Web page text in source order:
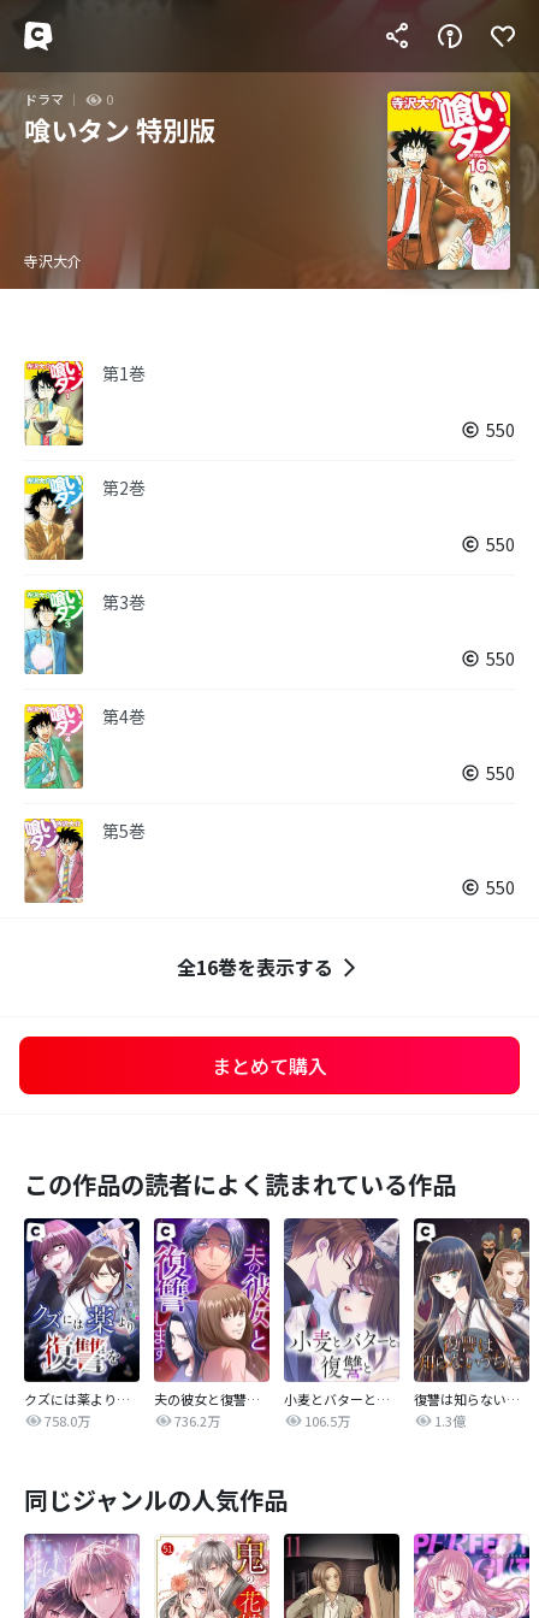
ドラマ 0
喰いタン 特別版
寺沢大介
第1巻
550
第2巻
550
第3巻
550
第4巻
550
第5巻
550
全16巻を表示する
まとめて購入
この作品の読者によく読まれている作品
クズには薬より復讐を
758.0万
夫の彼女と復讐します
736.2万
小麦とバターと復讐と
106.5万
復讐は知らないうちに
1.3億
同じジャンルの人気作品